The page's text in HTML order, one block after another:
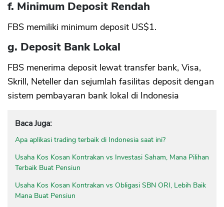
f. Minimum Deposit Rendah
FBS memiliki minimum deposit US$1.
g. Deposit Bank Lokal
FBS menerima deposit lewat transfer bank, Visa,
Skrill, Neteller dan sejumlah fasilitas deposit dengan
sistem pembayaran bank lokal di Indonesia
Baca Juga:
Apa aplikasi trading terbaik di Indonesia saat ini?
Usaha Kos Kosan Kontrakan vs Investasi Saham, Mana Pilihan
Terbaik Buat Pensiun
Usaha Kos Kosan Kontrakan vs Obligasi SBN ORI, Lebih Baik
Mana Buat Pensiun